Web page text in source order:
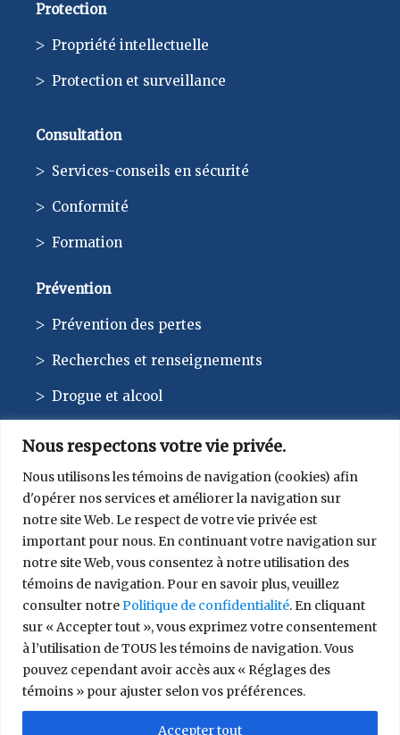
Nous respectons votre vie privée.
Nous utilisons les témoins de navigation (cookies) afin
d'opérer nos services et améliorer la navigation sur
notre site Web. Le respect de votre vie privée est
important pour nous. En continuant votre navigation sur
notre site Web, vous consentez à notre utilisation des
témoins de navigation. Pour en savoir plus, veuillez
consulter notre Politique de confidentialité. En cliquant
sur « Accepter tout », vous exprimez votre consentement
à l’utilisation de TOUS les témoins de navigation. Vous
pouvez cependant avoir accès aux « Réglages des
témoins » pour ajuster selon vos préférences.
Accepter tout
Protection
Propriété intellectuelle
Protection et surveillance
Consultation
Services-conseils en sécurité
Conformité
Formation
Prévention
Prévention des pertes
Recherches et renseignements
Drogue et alcool
CONTACT
514 744-1010
© 2026 SIRCO. Tous droits réservés.